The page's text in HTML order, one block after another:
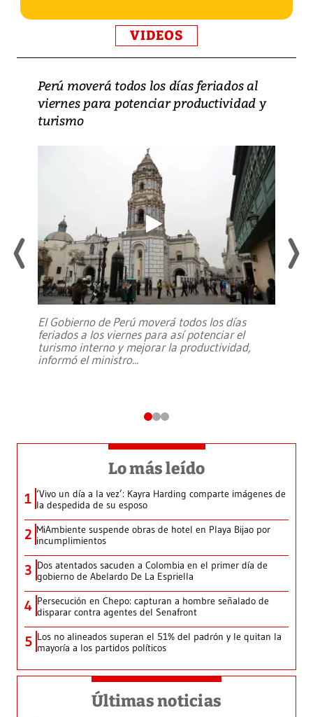
VIDEOS
Perú moverá todos los días feriados al
viernes para potenciar productividad y
turismo
El Gobierno de Perú moverá todos los días
feriados a los viernes para así potenciar el
turismo interno y mejorar la productividad,
informó el ministro...
Lo más leído
1 ‘Vivo un día a la vez’: Kayra Harding comparte imágenes de
la despedida de su esposo
2 MiAmbiente suspende obras de hotel en Playa Bijao por
incumplimientos
3 Dos atentados sacuden a Colombia en el primer día de
gobierno de Abelardo De La Espriella
4 Persecución en Chepo: capturan a hombre señalado de
disparar contra agentes del Senafront
5 Los no alineados superan el 51% del padrón y le quitan la
mayoría a los partidos políticos
Últimas noticias